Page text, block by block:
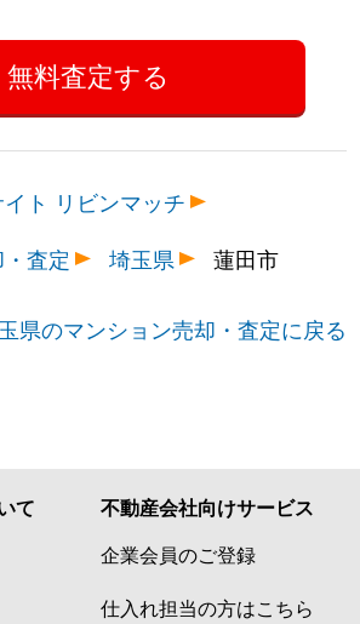
ト リビンマッチ
査定
埼玉県 蓮田市
県のマンション売却・査定に戻る
て 不動産会社向けサービス
企業会員のご登録
仕入れ担当の方はこちら